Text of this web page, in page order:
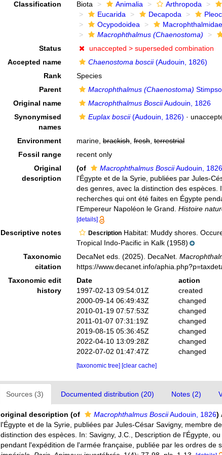
Classification Biota Animalia Arthropoda
Eucarida
Decapoda
Ocypodoidea
Macrophthalmidae
Macrophthalmus (Chaenostoma)
Status
unaccepted > superseded combination
Accepted name
Chaenostoma boscii(Audouin, 1826)
Rank
Species
Parent
Macrophthalmus (Chaenostoma)
Original name
Macrophthalmus BosciiAudouin, 1826
Synonymised
names
Euplax boscii(Audouin, 1826) ·
Environment marine, brackish, fresh, terrestrial
Fossil range
recent only
Original
description
(of Macrophthalmus BosciiAudouin, 1826
l'Égypte et de la Syrie, publiées par Jules-
des genres, avec la distinction des
recherches qui ont été faites en Égypte
l'Empereur Napoléon le Grand. Histoire
[details]
Descriptive notes DescriptionHabitat: Muddy shores.
Tropical Indo-Pacific in Kalk (1958)
Taxonomic
citation
DecaNet eds. (2025). DecaNet.
https://www.decanet.info/
Taxonomic edit
history
Date action
1997-02-13 09:54:01Z
created
2000-09-14 06:49:43Z
changed
2010-01-19 07:57:53Z
changed
2011-01-07 07:31:19Z
changed
2019-08-15 05:36:45Z
changed
2022-04-10 13:09:28Z
changed
2022-07-02 01:47:47Z
changed
[taxonomic tree] [clear cache]
Sources (3) Documented distribution (20) Notes (2)
original description (of Macrophthalmus BosciiAudouin, 1826)
l'Égypte et de la Syrie, publiées par Jules-César Savigny, membre
distinction des espèces. In: Savigny, J.C., Description de l'Égypte,
pendant l'expédition de l'armée française, publiée par les ordres